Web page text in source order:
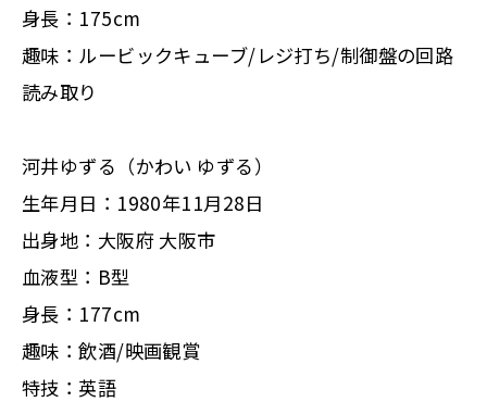
身長：175cm
趣味：ルービックキューブ/レジ打ち/制御盤の回路
読み取り
河井ゆずる（かわい ゆずる）
生年月日：1980年11月28日
出身地：大阪府 大阪市
血液型：B型
身長：177cm
趣味：飲酒/映画観賞
特技：英語